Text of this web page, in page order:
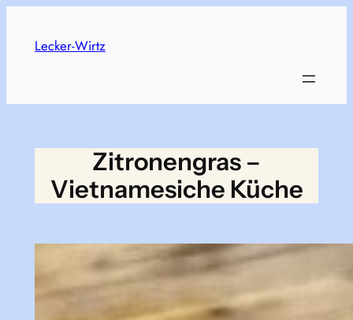
content
Lecker-Wirtz
Zitronengras –
Vietnamesiche Küche